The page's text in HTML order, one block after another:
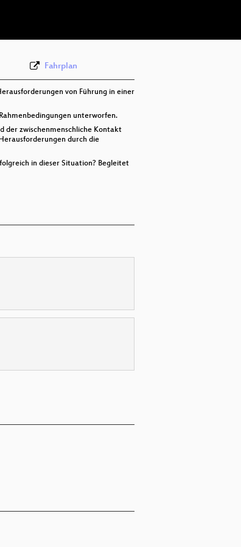
Fahrplan
von Führung in einer
unterworfen.
der zwischenmenschliche Kontakt
durch die
in dieser Situation? Begleitet